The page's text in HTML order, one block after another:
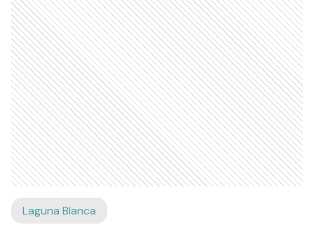
Laguna Blanca